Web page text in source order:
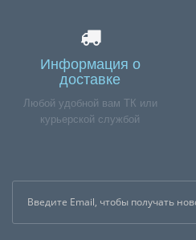
Информация о
доставке
Любой удобной вам ТК или
курьерской службой